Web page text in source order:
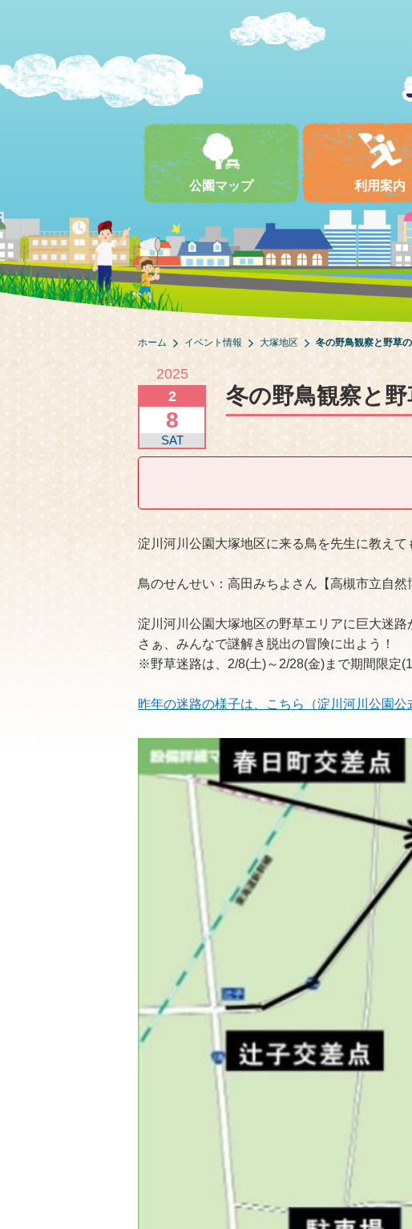
公園マップ 利用案内
ホーム イベント情報 大塚地区 冬の野鳥観察と野草
2025
2
8
SAT
冬の野鳥観察と
淀川河川公園大塚地区に来る鳥を先生に教えて
鳥のせんせい：高田みちよさん【高槻市立自然
淀川河川公園大塚地区の野草エリアに巨大迷路
さぁ、みんなで謎解き脱出の冒険に出よう！
※野草迷路は、2/8(土)～2/28(金)まで期間限定
昨年の迷路の様子は、こちら（淀川河川公園